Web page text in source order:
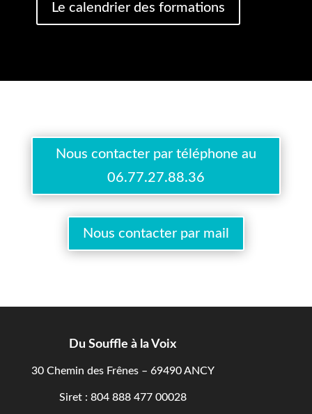
Le calendrier des formations
Nous contacter par téléphone au
06.77.27.88.36
Nous contacter par mail
Du Souffle à la Voix
30 Chemin des Frênes – 69490 ANCY
Siret : 804 888 477 00028